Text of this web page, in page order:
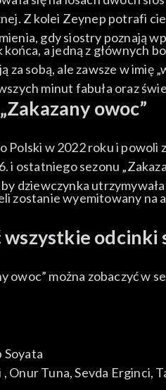
Z kolei Zeynep potrafi
gdy siostry poznają
a jedną z głównych
za sobą, ale zawsze w
minut fabuła oraz
owoc”
Polski w 2022 roku i
i ostatniego sezonu
dziewczynka
wyemitowany na
wszystkie odcinki
owoc” można zobaczyć w
Soyata
, Onur Tuna, Sevda Erginci,